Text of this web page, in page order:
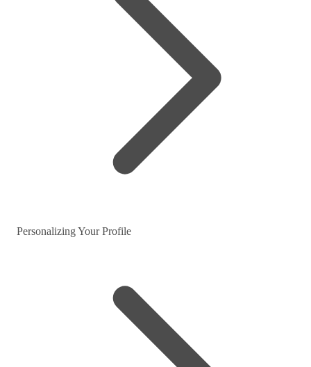
Personalizing Your Profile